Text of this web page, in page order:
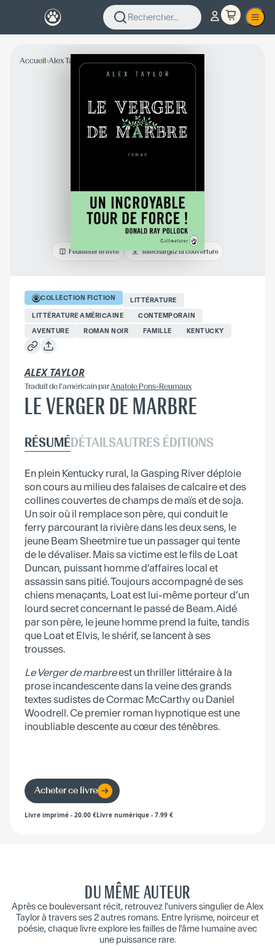
Rechercher...
Accueil›Alex Taylor›Collection Fiction
Feuilleter le livre Téléchargez la couverture
COLLECTION FICTION
LITTÉRATURE
LITTÉRATURE AMÉRICAINE
CONTEMPORAIN
AVENTURE
ROMAN NOIR FAMILLE KENTUCKY
ALEX TAYLOR
Traduitde l'américainparAnatole Pons-Reumaux
LE VERGER DE MARBRE
RÉSUMÉDÉTAILSAUTRES ÉDITIONS
En plein Kentucky rural, la Gasping River déploie
son cours au milieu des falaises de calcaire et des
collines couvertes de champs de maïs et de soja.
Un soir où il remplace son père, qui conduit le
ferry parcourant la rivière dans les deux sens, le
jeune Beam Sheetmire tue un passager qui tente
de le dévaliser. Mais sa victime est le fils de Loat
Duncan, puissant homme d’affaires local et
assassin sans pitié. Toujours accompagné de ses
chiens menaçants, Loat est lui-même porteur d’un
lourd secret concernant le passé de Beam. Aidé
par son père, le jeune homme prend la fuite, tandis
que Loat et Elvis, le shérif, se lancent à ses
trousses.
Le Verger de marbreest un thriller littéraire à la
prose incandescente dans la veine des grands
textes sudistes de Cormac McCarthy ou Daniel
Woodrell. Ce premier roman hypnotique est une
inoubliable descente au cœur des ténèbres.
Acheter ce livre
Livre imprimé - 20.00 €Livre numérique - 7.99 €
DU MÊME AUTEUR
Après ce bouleversant récit, retrouvez l'univers singulier de Alex
Taylor à travers ses 2 autres romans. Entre lyrisme, noirceur et
poésie, chaque livre explore les failles de l'âme humaine avec
une puissance rare.